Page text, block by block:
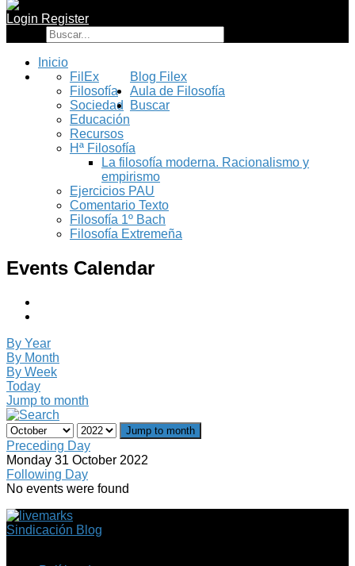
Login Register
Inicio
Blog Filex
FilEx
Filosofía
Sociedad
Educación
Recursos
Aula de Filosofía
Hª Filosofía
La filosofía moderna. Racionalismo y
empirismo
Ejercicios PAU
Comentario Texto
Filosofía 1º Bach
Filosofía Extremeña
Buscar
Events Calendar
By Year
By Month
By Week
Today
Jump to month
Jump to month
Preceding Day
Monday 31 October 2022
Following Day
No events were found
Sindicación Blog